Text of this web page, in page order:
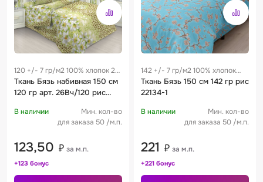
120 +/- 7 гр/м2 100% хлопок 28
см
Ткань Бязь набивная 150 см
120 гр арт. 26Вч/120 рис
В наличии
Мин. кол-во
для заказа 50 /м.п.
123,50 ₽ за м.п.
+123 бонус
142 +/- 7 гр/м2 100% хлопок
0.29 м
Ткань Бязь 150 см 142 гр рис
22134-1
В наличии
Мин. кол-во
для заказа 50 /м.п.
221 ₽ за м.п.
+221 бонус